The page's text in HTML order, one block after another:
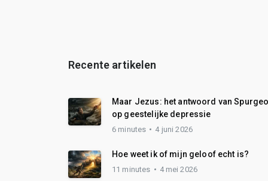
Recente artikelen
Maar Jezus: het antwoord van
op geestelijke depressie
6 minutes 4 juni 2026
Hoe weet ik of mijn geloof echt is?
11 minutes 4 mei 2026